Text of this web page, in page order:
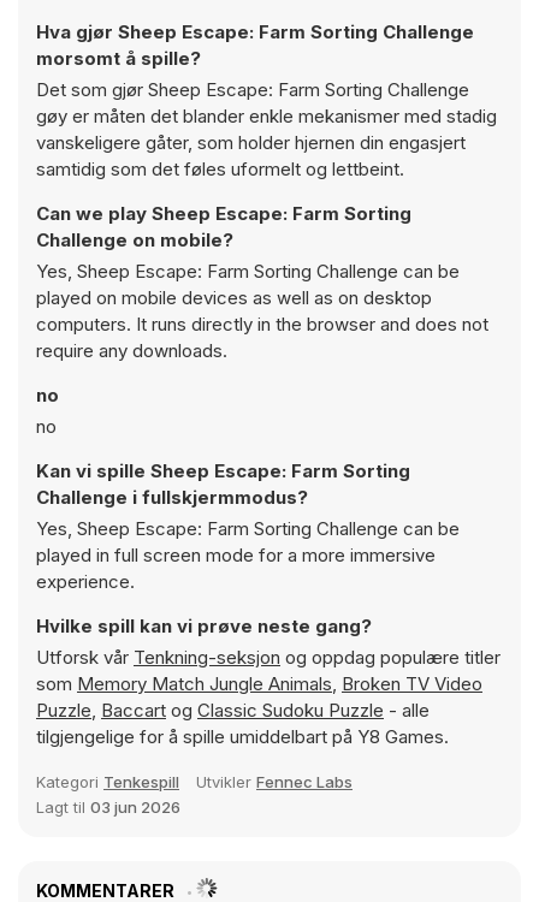
Hva gjør Sheep Escape: Farm Sorting Challenge
morsomt å spille?
Det som gjør Sheep Escape: Farm Sorting Challenge
gøy er måten det blander enkle mekanismer med stadig
vanskeligere gåter, som holder hjernen din engasjert
samtidig som det føles uformelt og lettbeint.
Can we play Sheep Escape: Farm Sorting
Challenge on mobile?
Yes, Sheep Escape: Farm Sorting Challenge can be
played on mobile devices as well as on desktop
computers. It runs directly in the browser and does not
require any downloads.
no
no
Kan vi spille Sheep Escape: Farm Sorting
Challenge i fullskjermmodus?
Yes, Sheep Escape: Farm Sorting Challenge can be
played in full screen mode for a more immersive
experience.
Hvilke spill kan vi prøve neste gang?
Utforsk vår Tenkning-seksjon og oppdag populære titler
som Memory Match Jungle Animals, Broken TV Video
Puzzle, Baccart og Classic Sudoku Puzzle - alle
tilgjengelige for å spille umiddelbart på Y8 Games.
Kategori Tenkespill Utvikler Fennec Labs
Lagt til 03 jun 2026
KOMMENTARER